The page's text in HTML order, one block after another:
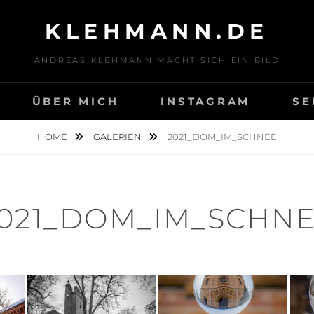
KLEHMANN.DE
ANDREAS KLEHMANN MACHT SICH EIN BILD
ÜBER MICH INSTAGRAM
HOME GALERIEN 2021_DOM_IM_SCHNEE